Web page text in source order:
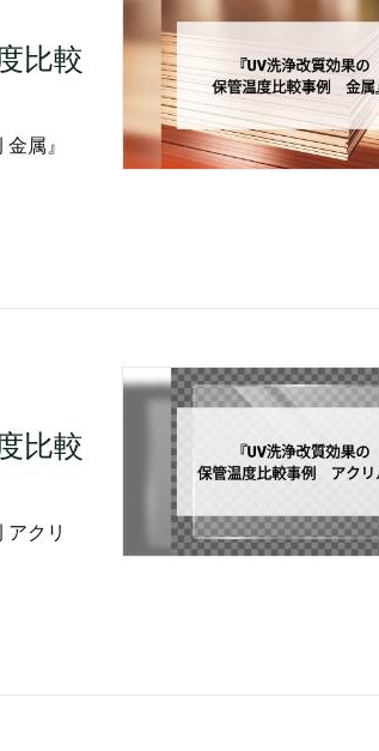
比較
属』
比較
クリ